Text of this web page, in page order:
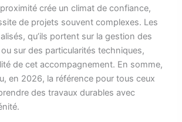
crée un climat de confiance,
de projets souvent complexes. Les
qu’ils portent sur la gestion des
sur des particularités techniques,
de cet accompagnement. En somme,
en 2026, la référence pour tous ceux
des travaux durables avec